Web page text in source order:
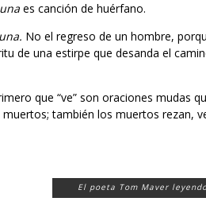
es canción de huérfano.
No el regreso de un hombre,
de una estirpe que desanda el
que “ve” son oraciones mudas
también los muertos rezan,
El poeta Tom Maver